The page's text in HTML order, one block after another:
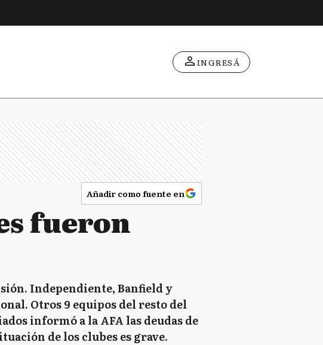
INGRESÁ
Añadir como fuente en
fueron
Independiente, Banfield y
Otros 9 equipos del resto del
informó a la AFA las deudas de
de los clubes es grave.